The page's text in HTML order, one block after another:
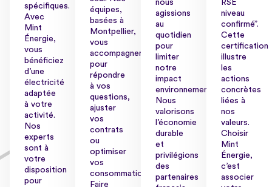
spécifiques.
Avec
Mint
Énergie,
vous
bénéficiez
d’une
électricité
adaptée
à votre
activité.
Nos
experts
sont à
votre
disposition
pour
équipes,
basées à
Montpellier,
vous
accompagnent
pour
répondre
à vos
questions,
ajuster
vos
contrats
ou
optimiser
vos
consommations.
Faire
nous
agissions
au
quotidien
pour
limiter
notre
impact
environnemental.
Nous
valorisons
l’économie
durable
et
privilégions
des
partenaires
RSE
niveau
confirmé”.
Cette
certification
illustre
les
actions
concrètes
liées à
nos
valeurs.
Choisir
Mint
Énergie,
c’est
associer